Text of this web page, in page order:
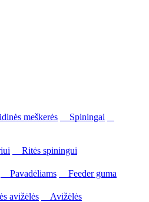
meškerės
Spiningai
Ritės spiningui
Pavadėliams
Feeder guma
avižėlės
Avižėlės